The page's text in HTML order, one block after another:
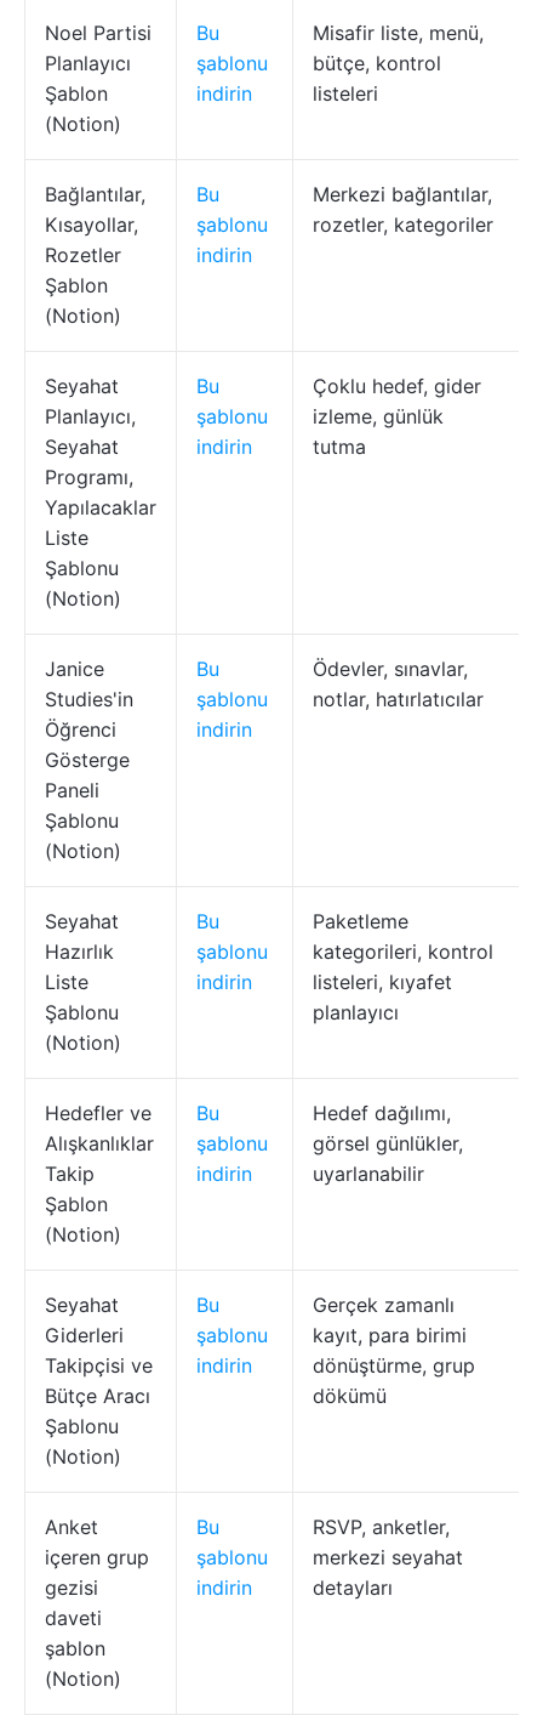
Noel Partisi
Planlayıcı
Şablon
(Notion)
Bu
şablonu
indirin
Misafir liste, menü,
bütçe, kontrol
listeleri
Bağlantılar,
Kısayollar,
Rozetler
Şablon
(Notion)
Bu
şablonu
indirin
Merkezi bağlantılar,
rozetler, kategoriler
Seyahat
Planlayıcı,
Seyahat
Programı,
Yapılacaklar
Liste
Şablonu
(Notion)
Bu
şablonu
indirin
Çoklu hedef, gider
izleme, günlük
tutma
Janice
Studies'in
Öğrenci
Gösterge
Paneli
Şablonu
(Notion)
Bu
şablonu
indirin
Ödevler, sınavlar,
notlar, hatırlatıcılar
Seyahat
Hazırlık
Liste
Şablonu
(Notion)
Bu
şablonu
indirin
Paketleme
kategorileri, kontrol
listeleri, kıyafet
planlayıcı
Hedefler ve
Alışkanlıklar
Takip
Şablon
(Notion)
Bu
şablonu
indirin
Hedef dağılımı,
görsel günlükler,
uyarlanabilir
Seyahat
Giderleri
Takipçisi ve
Bütçe Aracı
Şablonu
(Notion)
Bu
şablonu
indirin
Gerçek zamanlı
kayıt, para birimi
dönüştürme, grup
dökümü
Anket
içeren grup
gezisi
daveti
şablon
(Notion)
Bu
şablonu
indirin
RSVP, anketler,
merkezi seyahat
detayları